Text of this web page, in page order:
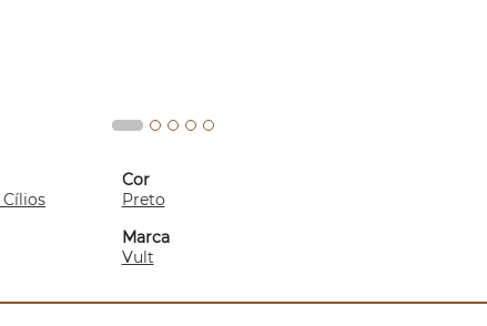
Cílios
Cor
Preto
Marca
Vult